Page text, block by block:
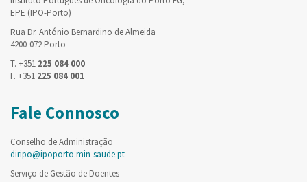
EPE (IPO-Porto)
Rua Dr. António Bernardino de Almeida
4200-072 Porto
T. +351 225 084 000
F. +351 225 084 001
Fale Connosco
Conselho de Administração
diripo@ipoporto.min-saude.pt
Serviço de Gestão de Doentes